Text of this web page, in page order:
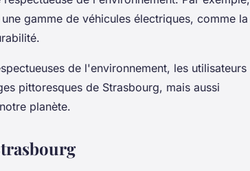
gamme de véhicules électriques, comme la
de l'environnement, les utilisateurs
pittoresques de Strasbourg, mais aussi
planète.